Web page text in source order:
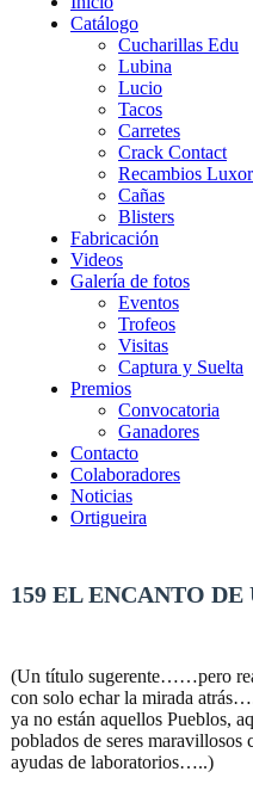
Catálogo
Cucharillas Edu
Lubina
Lucio
Tacos
Carretes
Crack Contact
Recambios
Cañas
Blisters
Fabricación
Videos
Galería de fotos
Eventos
Trofeos
Visitas
Captura y Suelta
Premios
Convocatoria
Ganadores
Contacto
Colaboradores
Noticias
Ortigueira
159 EL ENCANTO
(Un título sugerente……pero
con solo echar la mirada
ya no están aquellos Pueblos,
poblados de seres maravillosos
ayudas de laboratorios…..)